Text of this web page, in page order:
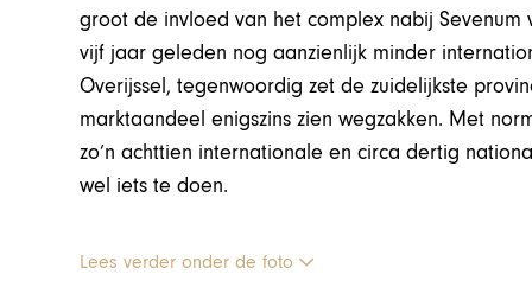
groot de invloed van het complex nabij
vijf jaar geleden nog aanzienlijk minder
Overijssel, tegenwoordig zet de zuidelijkste
marktaandeel enigszins zien wegzakken. Met
zo’n achttien internationale en circa dertig
wel iets te doen.
Lees verder onder de foto